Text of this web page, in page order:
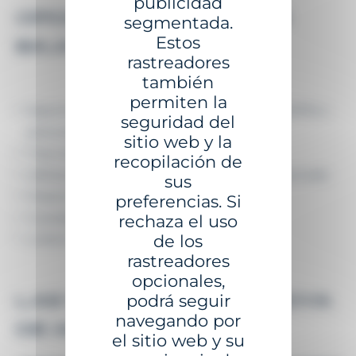
segmentada.
Estos
rastreadores
también
permiten la
seguridad del
sitio web y la
recopilación de
sus
preferencias. Si
rechaza el uso
de los
rastreadores
opcionales,
podrá seguir
navegando por
el sitio web y su
OPCIONES DISPONIBLES
BAJO PEDIDO:
Espuma flotante de poliestireno expandido (EPS) o
poliuretano (PU)
Tiras retrorreflectantes
Adhesivos duraderos para identificación o marcado
Guardabarros de goma
Linterna de señalización
LAS VENTAJAS DE LA BOYA
DE AMARRE MB-3000